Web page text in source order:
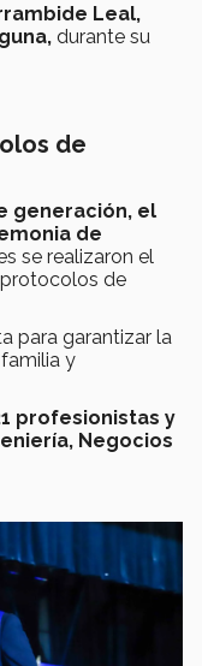
Leal,
durante su
de
generación, el
de
se realizaron el
de
para garantizar la
y
profesionistas y
Negocios